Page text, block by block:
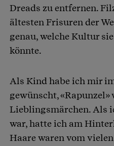
Dreads zu entfernen.
ältesten Frisuren der
genau, welche Kultur
könnte.
Als Kind habe ich mir
gewünscht, «Rapunzel»
Lieblingsmärchen. Als
war, hatte ich am
Haare waren vom